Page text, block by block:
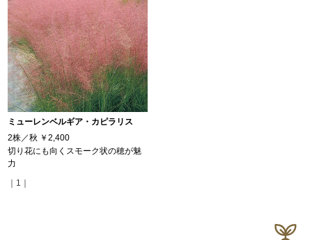
ミューレンベルギア・カピラリス
2株／秋 ￥2,400
切り花にも向くスモーク状の穂が魅
力
｜1｜